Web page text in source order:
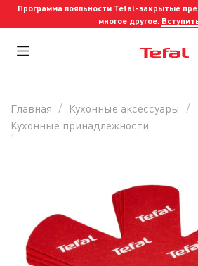
Программа лояльности Tefal-закрытые
многое другое.
Главная
Кухонные аксессуары
Кухонные принадлежности